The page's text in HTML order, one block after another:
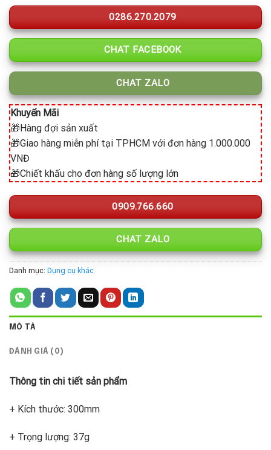
0286.270.2079
CHAT FACEBOOK
CHAT ZALO
Khuyến Mãi
🎁Hàng đợi sản xuất
🎁Giao hàng miễn phí tại TPHCM với đơn hàng 1.000.000
VNĐ
🎁Chiết khấu cho đơn hàng số lượng lớn
0909.766.660
CHAT ZALO
Danh mục: Dụng cụ khác
MÔ TẢ
ĐÁNH GIÁ (0)
Thông tin chi tiết sản phẩm
+ Kích thước: 300mm
+ Trọng lượng: 37g